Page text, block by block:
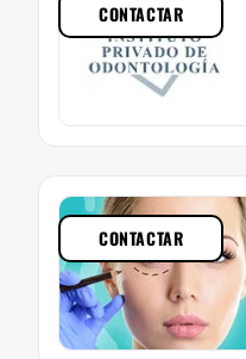
CONTACTAR
CONTACTAR